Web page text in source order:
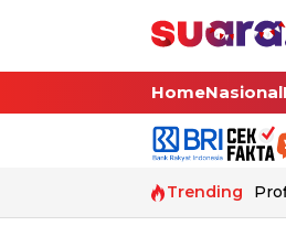
HomeNasional
Trending